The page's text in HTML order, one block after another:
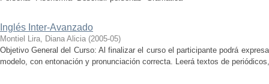
Inglés Inter-Avanzado
Montiel Lira, Diana Alicia (2005-05)
Objetivo General del Curso: Al finalizar el curso el participante podrá
modelo, con entonación y pronunciación correcta. Leerá textos de